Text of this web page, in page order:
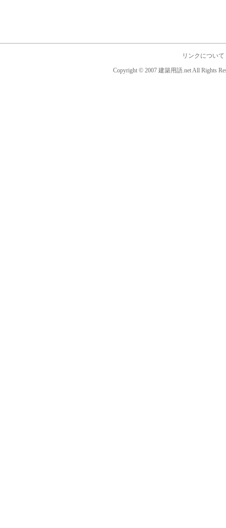
リンクについて
Copyright © 2007 建築用語.net All Rights